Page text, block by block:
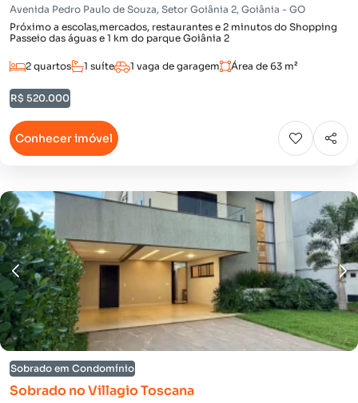
Avenida Pedro Paulo de Souza, Setor Goiânia 2, Goiânia - GO
Próximo a escolas,mercados, restaurantes e 2 minutos do Shopping
Passeio das águas e 1 km do parque Goiânia 2
2 quartos 1 suíte 1 vaga de garagem Área de 63 m²
R$ 520.000
Conhecer imóvel
Sobrado em Condomínio
Sobrado no Villagio Toscana